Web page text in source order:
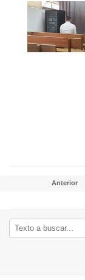
Anterior